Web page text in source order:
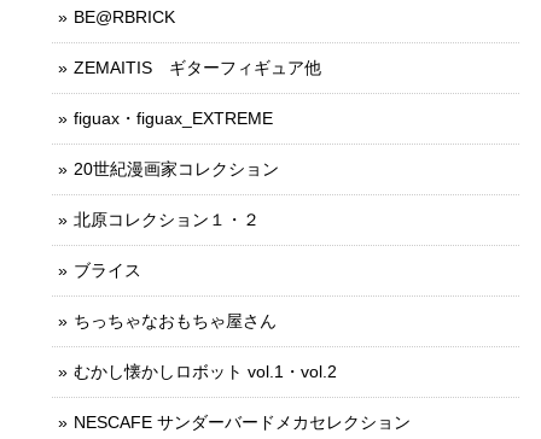
BE@RBRICK
ZEMAITIS ギターフィギュア他
figuax・figuax_EXTREME
20世紀漫画家コレクション
北原コレクション１・２
ブライス
ちっちゃなおもちゃ屋さん
むかし懐かしロボット vol.1・vol.2
NESCAFE サンダーバードメカセレクション